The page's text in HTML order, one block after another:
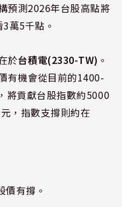
預測2026年台股高點將
萬5千點。
於台積電(2330-TW) 。
有機會從目前的1400-
將貢獻台股指數約5000
，指數支撐則約在
價有撐。